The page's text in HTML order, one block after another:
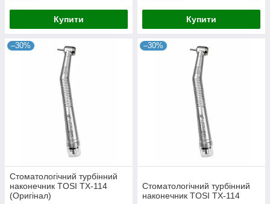
Купити Купити
–30%
Стоматологічний турбінний
наконечник TOSI TX-114
(Оригінал)
–30%
Стоматологічний турбінний
наконечник TOSI TX-114